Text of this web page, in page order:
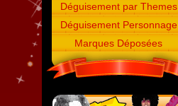
Déguisement par Themes
Déguisement Personnage
Marques Déposées